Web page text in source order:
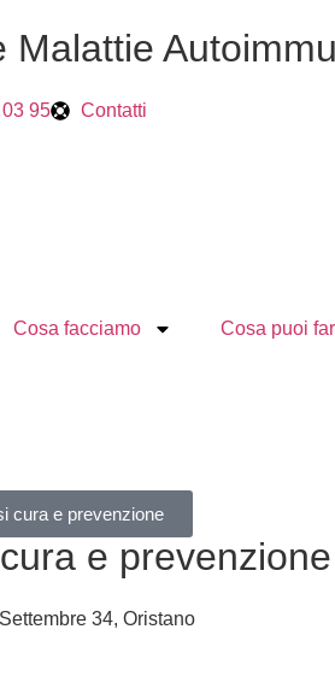
Malattie
95 Contatti
Cosa facciamo Cosa puoi
cura e prevenzione
e
34, Oristano